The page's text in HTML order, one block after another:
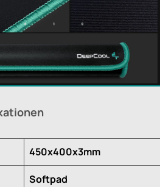
450x400x3mm
Softpad